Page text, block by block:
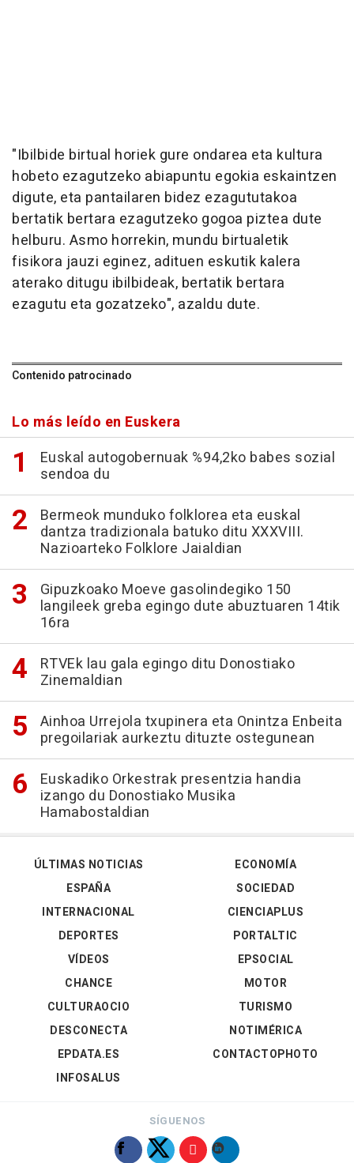
"Ibilbide birtual horiek gure ondarea eta kultura
hobeto ezagutzeko abiapuntu egokia eskaintzen
digute, eta pantailaren bidez ezagututakoa
bertatik bertara ezagutzeko gogoa piztea dute
helburu. Asmo horrekin, mundu birtualetik
fisikora jauzi eginez, adituen eskutik kalera
aterako ditugu ibilbideak, bertatik bertara
ezagutu eta gozatzeko", azaldu dute.
Contenido patrocinado
Lo más leído en Euskera
Euskal autogobernuak %94,2ko babes sozial
sendoa du
Bermeok munduko folklorea eta euskal
dantza tradizionala batuko ditu XXXVIII.
Nazioarteko Folklore Jaialdian
Gipuzkoako Moeve gasolindegiko 150
langileek greba egingo dute abuztuaren 14tik
16ra
RTVEk lau gala egingo ditu Donostiako
Zinemaldian
Ainhoa Urrejola txupinera eta Onintza Enbeita
pregoilariak aurkeztu dituzte ostegunean
Euskadiko Orkestrak presentzia handia
izango du Donostiako Musika
Hamabostaldian
ÚLTIMAS NOTICIAS
ESPAÑA
INTERNACIONAL
DEPORTES
VÍDEOS
ECONOMÍA
SOCIEDAD
CIENCIAPLUS
PORTALTIC
EPSOCIAL
CHANCE
CULTURAOCIO
DESCONECTA
EPDATA.ES
INFOSALUS
MOTOR
TURISMO
NOTIMÉRICA
CONTACTOPHOTO
SÍGUENOS